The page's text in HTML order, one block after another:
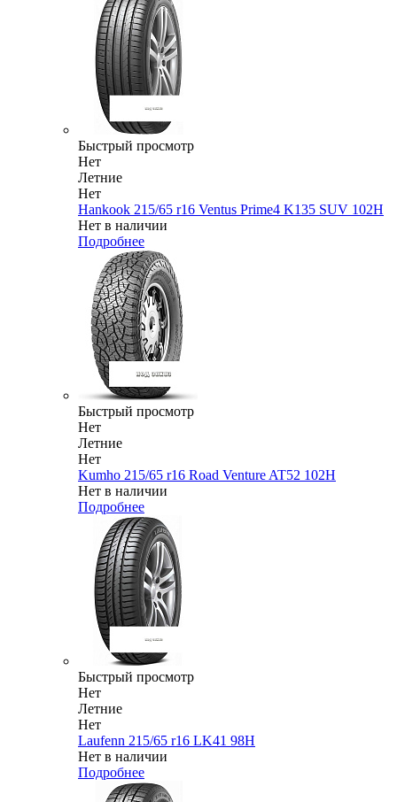
Быстрый просмотр
Нет
Летние
Нет
Hankook 215/65 r16 Ventus Prime4 K135 SUV 102H
Нет в наличии
Подробнее
Быстрый просмотр
Нет
Летние
Нет
Kumho 215/65 r16 Road Venture AT52 102H
Нет в наличии
Подробнее
Быстрый просмотр
Нет
Летние
Нет
Laufenn 215/65 r16 LK41 98H
Нет в наличии
Подробнее